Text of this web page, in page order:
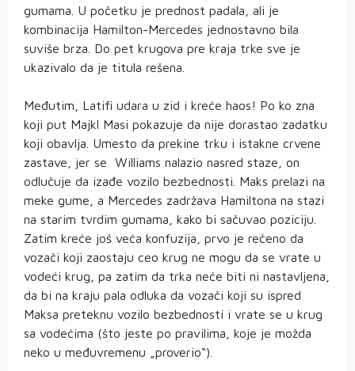
gumama. U početku je prednost padala, ali je
kombinacija Hamilton-Mercedes jednostavno bila
suviše brza. Do pet krugova pre kraja trke sve je
ukazivalo da je titula rešena.
Međutim, Latifi udara u zid i kreće haos! Po ko zna
koji put Majkl Masi pokazuje da nije dorastao zadatku
koji obavlja. Umesto da prekine trku i istakne crvene
zastave, jer se Williams nalazio nasred staze, on
odlučuje da izađe vozilo bezbednosti. Maks prelazi na
meke gume, a Mercedes zadržava Hamiltona na stazi
na starim tvrdim gumama, kako bi sačuvao poziciju.
Zatim kreće još veća konfuzija, prvo je rečeno da
vozači koji zaostaju ceo krug ne mogu da se vrate u
vodeći krug, pa zatim da trka neće biti ni nastavljena,
da bi na kraju pala odluka da vozači koji su ispred
Maksa preteknu vozilo bezbednosti i vrate se u krug
sa vodećima (što jeste po pravilima, koje je možda
neko u međuvremenu „proverio“).